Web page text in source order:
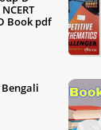
Book pdf